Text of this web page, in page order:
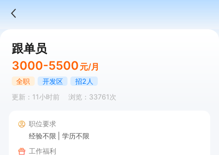
跟单员
3000-5500 元/月
全职 开发区
招2人
更新：11小时前
浏览：33761次
职位要求
经验不限
学历不限
工作福利